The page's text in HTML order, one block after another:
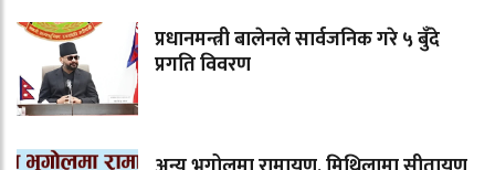
प्रधानमन्त्री बालेनले सार्वजनिक गरे ५ बुँदे
प्रगति विवरण